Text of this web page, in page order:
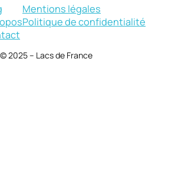
Mentions légales
Politique de confidentialité
© 2025 – Lacs de France